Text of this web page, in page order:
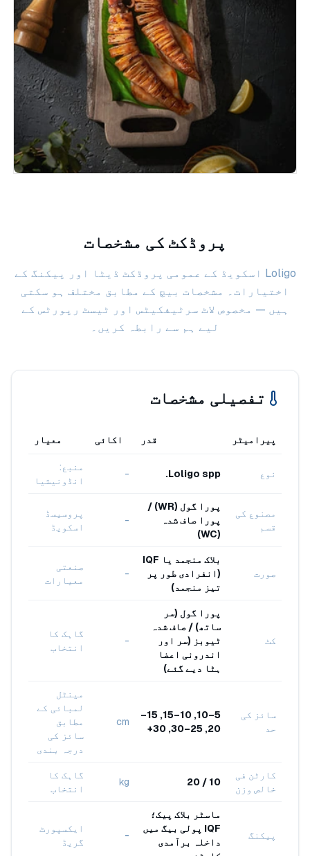
پروڈکٹ کی مشخصات
Loligo اسکویڈ کے عمومی پروڈکٹ ڈیٹا اور پیکنگ کے
اختیارات۔ مشخصات بیچ کے مطابق مختلف ہو سکتی
ہیں — مخصوص لاٹ سرٹیفکیٹس اور ٹیسٹ رپورٹس کے
لیے ہم سے رابطہ کریں۔
تفصیلی مشخصات
پیرامیٹر قدر اکائی معیار
نوع Loligo spp.
-
منبع:
انڈونیشیا
مصنوع کی
قسم
پورا گول (WR) /
پورا صاف شدہ
(WC)
-
پروسیسڈ
اسکویڈ
صورت
بلاک منجمد یا IQF
(انفرادی طور پر
تیز منجمد)
-
صنعتی
معیارات
کٹ
پورا گول (سر
ساتھ) / صاف شدہ
ٹیوبز (سر اور
اندرونی اعضا
ہٹا دیے گئے)
-
گاہک کا
انتخاب
سائز کی
حد
5–10, 10–15, 15–
20, 25–30, 30+
cm
مینٹل
لمبائی کے
مطابق
سائز کی
درجہ بندی
کارٹن فی
خالص وزن
10 / 20
kg
گاہک کا
انتخاب
پیکنگ
ماسٹر بلاک پیک؛
IQF پولی بیگ میں
داخلہ برآمدی
-
ایکسپورٹ
گریڈ